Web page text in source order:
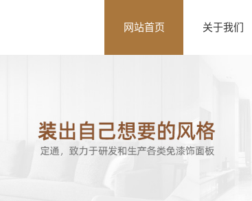
网站首页 关于我们